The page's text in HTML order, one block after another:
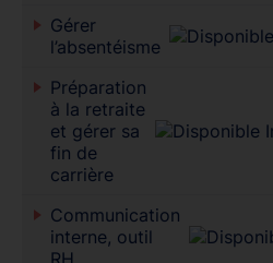
Gérer
l’absentéisme
Préparation
à la retraite
et gérer sa
fin de
carrière
Communication
interne, outil
RH